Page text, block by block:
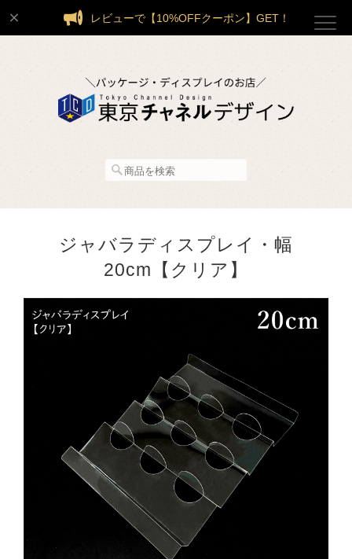
レビューで【10%OFFクーポン】GET！
ジャバラディスプレイ・幅
20cm【クリア】